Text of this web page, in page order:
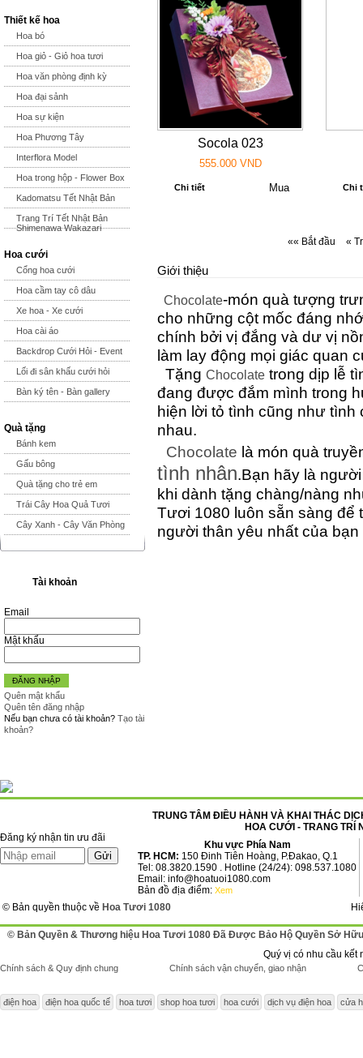
Thiết kế hoa
Hoa bó
Hoa giỏ - Giỏ hoa tươi
Hoa văn phòng định kỳ
Hoa đại sảnh
Hoa sự kiện
Hoa Phương Tây
Interflora Model
Hoa trong hộp - Flower Box
Kadomatsu Tết Nhật Bản
Trang Trí Tết Nhật Bản
Shimenawa Wakazari
Hoa cưới
Cổng hoa cưới
Hoa cầm tay cô dâu
Xe hoa - Xe cưới
Hoa cài áo
Backdrop Cưới Hỏi - Event
Lối đi sân khấu cưới hỏi
Bàn ký tên - Bàn gallery
Quà tặng
Bánh kem
Gấu bông
Quà tặng cho trẻ em
Trái Cây Hoa Quả Tươi
Cây Xanh - Cây Văn Phòng
Tài khoản
Email
Mật khẩu
ĐĂNG NHẬP
Quên mật khẩu
Quên tên đăng nhập
Nếu bạn chưa có tài khoản? Tạo tài
khoản?
Socola 023
555.000 VND
Chi tiết Chi
«« Bắt đầu «
Giới thiệu
Chocolate-món quà tượng
cho những cột mốc đáng
chính bởi vị đắng và dư vị
làm lay động mọi giác quan
Tặng Chocolate trong dịp lễ
đang được đắm mình trong
hiện lời tỏ tình cũng như
nhau.
Chocolate là món quà
tình nhân.Bạn hãy là
khi dành tặng chàng/nàng
Tươi 1080 luôn sẵn sàng để
người thân yêu nhất của bạn
Đăng ký nhận tin ưu đãi
TRUNG TÂM ĐIỀU HÀNH VÀ KHAI THÁC
HOA CƯỚI - TRANG TRÍ
Khu vực Phía Nam
TP. HCM: 150 Đinh Tiên Hoàng, P.Đakao, Q.1
Tel: 08.3820.1590 . Hotline (24/24): 098.537.1080
Email: info@hoatuoi1080.com
Bản đồ địa điểm: Xem
© Bản quyền thuộc về Hoa Tươi 1080
© Bản Quyền & Thương hiệu Hoa Tươi 1080 Đã Được Bảo Hộ Quyền Sở Hữu
Quý vị có nhu cầu kết
Chính sách & Quy định chung Chính sách vận chuyển, giao nhận
điện hoa điện hoa quốc tế hoa tươi shop hoa tươi hoa cưới dịch vụ điện hoa cửa